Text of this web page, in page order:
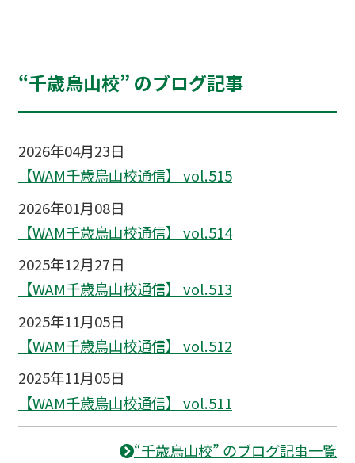
“千歳烏山校” のブログ記事
2026年04月23日
【WAM千歳烏山校通信】 vol.515
2026年01月08日
【WAM千歳烏山校通信】 vol.514
2025年12月27日
【WAM千歳烏山校通信】 vol.513
2025年11月05日
【WAM千歳烏山校通信】 vol.512
2025年11月05日
【WAM千歳烏山校通信】 vol.511
“千歳烏山校” のブログ記事一覧